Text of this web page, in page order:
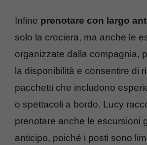
Infine prenotare con largo
solo la crociera, ma anche le
organizzate dalla compagnia,
la disponibilità e consentire di
pacchetti che includono
o spettacoli a bordo. Lucy
prenotare anche le escursioni
anticipo, poiché i posti sono